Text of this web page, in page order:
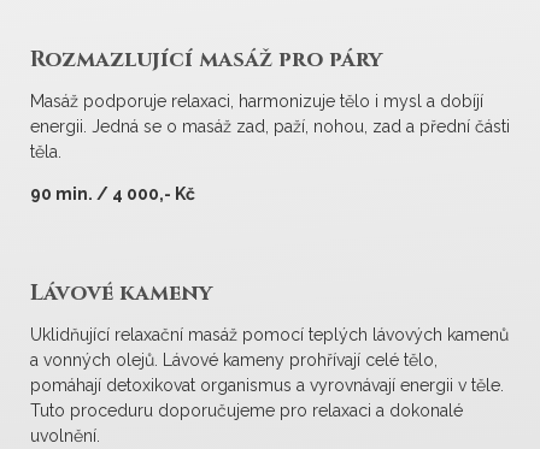
Rozmazlující masáž pro páry
Masáž podporuje relaxaci, harmonizuje tělo i mysl a dobíjí
energii. Jedná se o masáž zad, paží, nohou, zad a přední části
těla.
90 min. / 4 000,- Kč
Lávové kameny
Uklidňující relaxační masáž pomocí teplých lávových kamenů
a vonných olejů. Lávové kameny prohřívají celé tělo,
pomáhají detoxikovat organismus a vyrovnávají energii v těle.
Tuto proceduru doporučujeme pro relaxaci a dokonalé
uvolnění.